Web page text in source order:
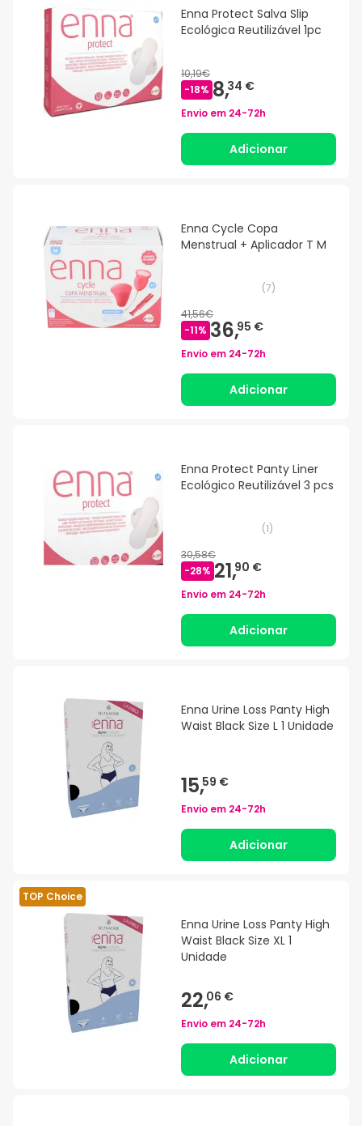
Enna Protect Salva Slip
Ecológica Reutilizável 1pc
10,19€
-18% 8,34 €
Envio em 24-72h
Adicionar
Enna Cycle Copa
Menstrual + Aplicador T M
(7)
41,56€
-11% 36,95 €
Envio em 24-72h
Adicionar
Enna Protect Panty Liner
Ecológico Reutilizável 3 pcs
(1)
30,58€
-28% 21,90 €
Envio em 24-72h
Adicionar
Enna Urine Loss Panty High
Waist Black Size L 1 Unidade
15,59 €
Envio em 24-72h
Adicionar
TOP Choice
Enna Urine Loss Panty High
Waist Black Size XL 1
Unidade
22,06 €
Envio em 24-72h
Adicionar